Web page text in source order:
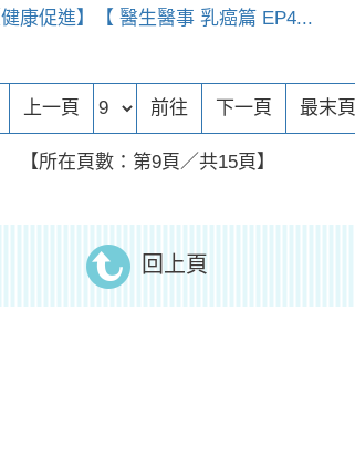
健康促進】【 醫生醫事 乳癌篇 EP4...
上一頁 前往頁 前往 下一頁 最末頁
【所在頁數：第9頁／共15頁】
回上頁